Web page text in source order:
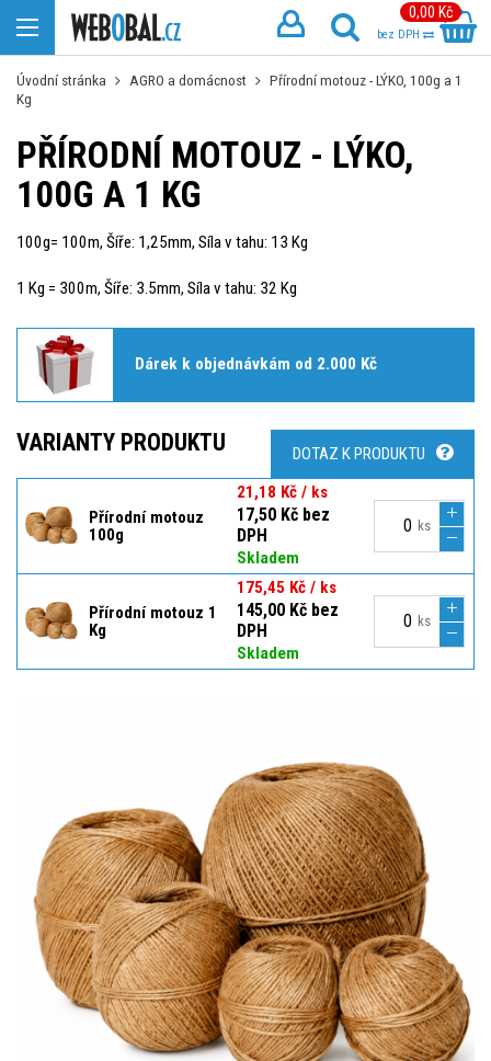
0,00 Kč
bez DPH
Úvodní stránka AGRO a domácnost
Přírodní motouz - LÝKO, 100g a 1
Kg
PŘÍRODNÍ MOTOUZ - LÝKO,
100G A 1 KG
100g= 100m, Šíře: 1,25mm, Síla v tahu: 13 Kg
1 Kg = 300m, Šíře: 3.5mm, Síla v tahu: 32 Kg
Dárek k objednávkám od 2.000 Kč
VARIANTY PRODUKTU DOTAZ K PRODUKTU
Přírodní motouz
100g
21,18 Kč / ks
17,50 Kč bez
DPH
Skladem
ks
Přírodní motouz 1
Kg
175,45 Kč / ks
145,00 Kč bez
DPH
Skladem
ks